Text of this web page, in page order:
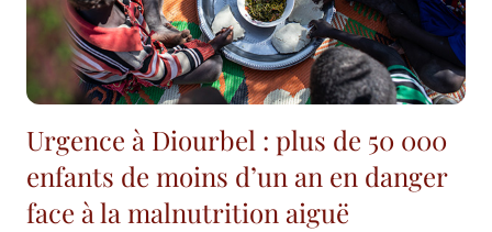
Urgence à Diourbel : plus de 50 000
enfants de moins d’un an en danger
face à la malnutrition aiguë